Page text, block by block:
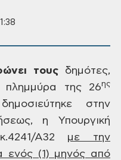
τουςδημότες,
της 26ης
στην
η Υπουργική
Α32 με την
ενός (1) μηνός από